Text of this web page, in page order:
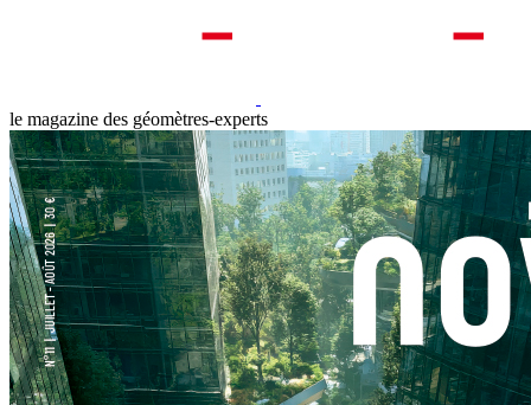
le magazine des géomètres-experts